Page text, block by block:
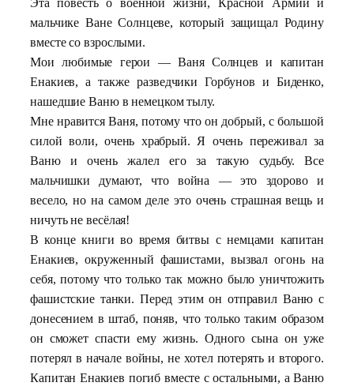
Эта повесть о военной жизни, Красной Армии и
мальчике Ване Солнцеве, который защищал Родину
вместе со взрослыми.
Мои любимые герои — Ваня Солнцев и капитан
Енакиев, а также разведчики Горбунов и Биденко,
нашедшие Ваню в немецком тылу.
Мне нравится Ваня, потому что он добрый, с большой
силой воли, очень храбрый. Я очень переживал за
Ваню и очень жалел его за такую судьбу. Все
мальчишки думают, что война — это здорово и
весело, но на самом деле это очень страшная вещь и
ничуть не весёлая!
В конце книги во время битвы с немцами капитан
Енакиев, окруженный фашистами, вызвал огонь на
себя, потому что только так можно было уничтожить
фашистские танки. Перед этим он отправил Ваню с
донесением в штаб, поняв, что только таким образом
он сможет спасти ему жизнь. Одного сына он уже
потерял в начале войны, не хотел потерять и второго.
Капитан Енакиев погиб вместе с остальными, а Ваню